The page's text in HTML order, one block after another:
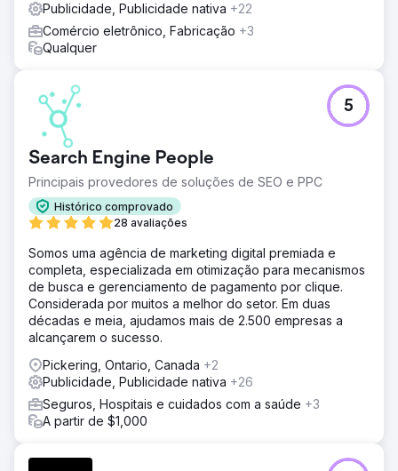
Publicidade, Publicidade nativa +22
Comércio eletrônico, Fabricação +3
Qualquer
Search Engine People
Principais provedores de soluções de SEO e PPC
Histórico comprovado
28 avaliações
5
Somos uma agência de marketing digital premiada e
completa, especializada em otimização para mecanismos
de busca e gerenciamento de pagamento por clique.
Considerada por muitos a melhor do setor. Em duas
décadas e meia, ajudamos mais de 2.500 empresas a
alcançarem o sucesso.
Pickering, Ontario, Canada +2
Publicidade, Publicidade nativa +26
Seguros, Hospitais e cuidados com a saúde +3
A partir de $1,000